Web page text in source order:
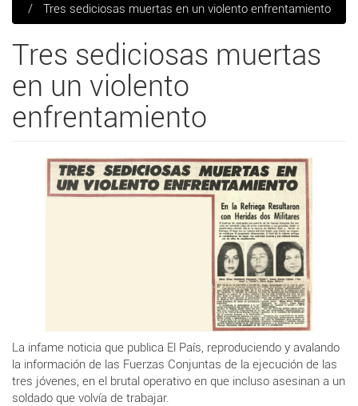
Tres sediciosas muertas en un violento enfrentamiento
Tres sediciosas muertas
en un violento
enfrentamiento
La infame noticia que publica El País, reproduciendo y avalando
la información de las Fuerzas Conjuntas de la ejecución de las
tres jóvenes, en el brutal operativo en que incluso asesinan a un
soldado que volvía de trabajar.